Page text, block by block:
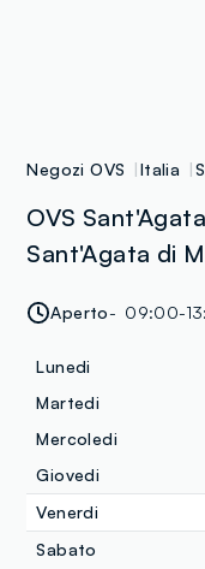
Negozi OVS Italia
OVS
Sant'Agata di
Aperto 09:00-
Lunedi
Martedi
Mercoledi
Giovedi
Venerdi
Sabato